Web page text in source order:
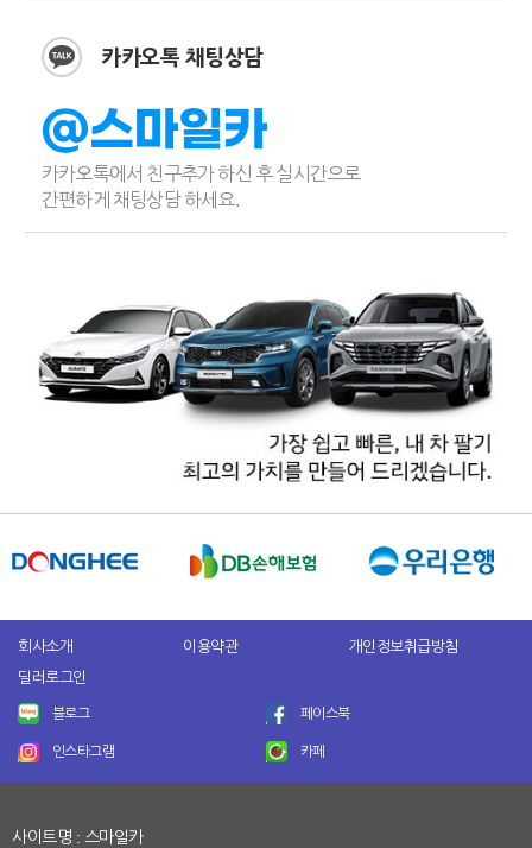
카카오톡 채팅상담
@스마일카
카카오톡에서 친구추가 하신 후 실시간으로
간편하게 채팅상담 하세요.
회사소개 이용약관
개인정보취급방침
딜러로그인
블로그 페이스북
인스타그램 카페
사이트명 : 스마일카